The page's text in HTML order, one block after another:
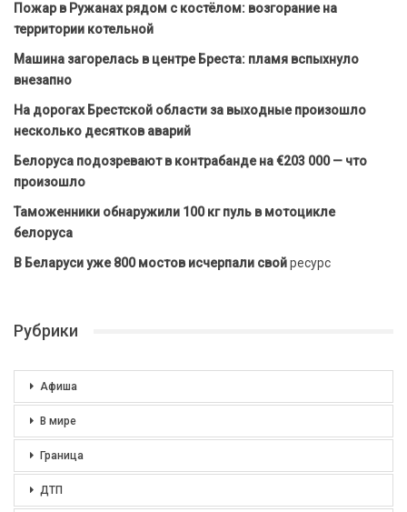
Пожар в Ружанах рядом с костёлом: возгорание на
территории котельной
Машина загорелась в центре Бреста: пламя вспыхнуло
внезапно
На дорогах Брестской области за выходные произошло
несколько десятков аварий
Белоруса подозревают в контрабанде на €203 000 — что
произошло
Таможенники обнаружили 100 кг пуль в мотоцикле
белоруса
В Беларуси уже 800 мостов исчерпали свойресурс
Рубрики
Афиша
В мире
Граница
ДТП